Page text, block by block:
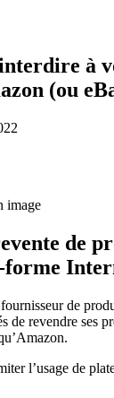
à
(ou
de
forme
de
de revendre ses
l’usage de